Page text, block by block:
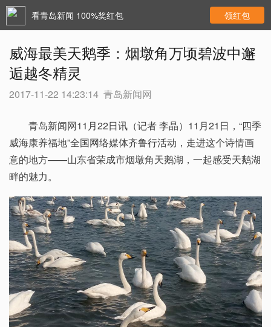
看青岛新闻 100%奖红包 领红包
威海最美天鹅季：烟墩角万顷碧波中邂
逅越冬精灵
2017-11-22 14:23:14 青岛新闻网
青岛新闻网11月22日讯（记者 李晶）11月21日，“四季
威海康养福地”全国网络媒体齐鲁行活动，走进这个诗情画
意的地方——山东省荣成市烟墩角天鹅湖，一起感受天鹅湖
畔的魅力。